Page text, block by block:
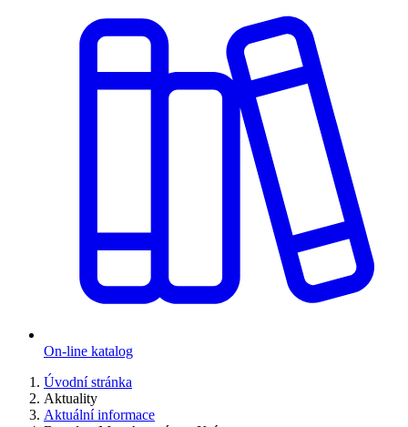
On-line katalog
Úvodní stránka
Aktuality
Aktuální informace